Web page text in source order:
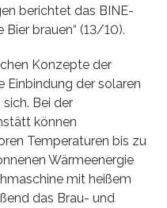
berichtet das BINE-
Bier brauen“ (13/10).
Konzepte der
Einbindung der solaren
Bei der
können
Temperaturen bis zu
Wärmeenergie
mit heißem
das Brau- und